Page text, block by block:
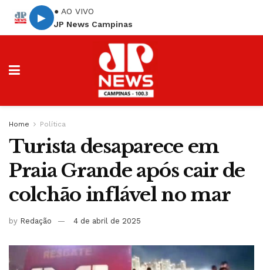
▶
● AO VIVO
JP News Campinas
Home Política
Turista desaparece em
Praia Grande após cair de
colchão inflável no mar
by Redação 4 de abril de 2025